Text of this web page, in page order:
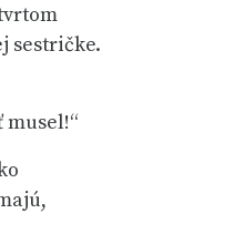
sestričke.
musel!“